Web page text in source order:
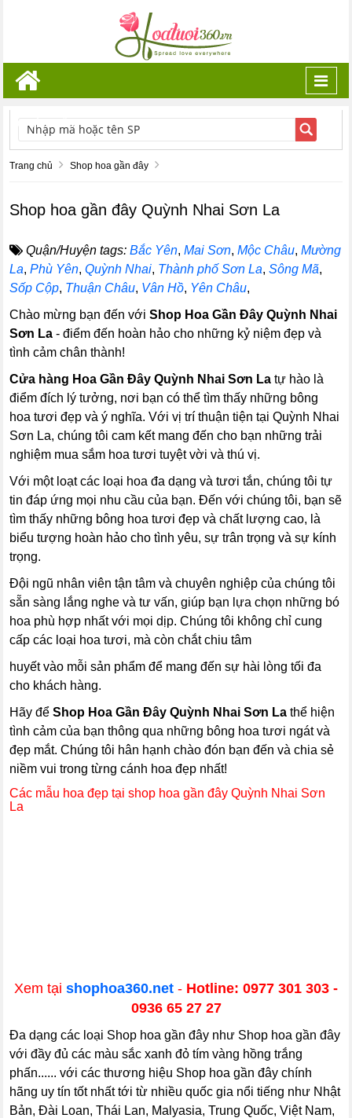
TÌM KIẾM
Trang chủ Shop hoa gần đây
Shop hoa gần đây Quỳnh Nhai Sơn La
Quận/Huyện tags: Bắc Yên,Mai Sơn,Mộc Châu,Mường
La,Phù Yên,Quỳnh Nhai, Thành phố Sơn La,Sông Mã,
Sốp Cộp, Thuận Châu, Vân Hồ, Yên Châu,
Chào mừng bạn đến vớiShop Hoa Gần Đây Quỳnh Nhai
Sơn La - điểm đến hoàn hảo cho những kỷ niệm đẹp và
tình cảm chân thành!
Cửa hàng Hoa Gần Đây Quỳnh Nhai Sơn La tự hào là
điểm đích lý tưởng, nơi bạn có thể tìm thấy những bông
hoa tươi đẹp và ý nghĩa. Với vị trí thuận tiện tại Quỳnh Nhai
Sơn La, chúng tôi cam kết mang đến cho bạn những trải
nghiệm mua sắm hoa tươi tuyệt vời và thú vị.
Với một loạt các loại hoa đa dạng và tươi tắn, chúng tôi tự
tin đáp ứng mọi nhu cầu của bạn. Đến với chúng tôi, bạn sẽ
tìm thấy những bông hoa tươi đẹp và chất lượng cao, là
biểu tượng hoàn hảo cho tình yêu, sự trân trọng và sự kính
trọng.
Đội ngũ nhân viên tận tâm và chuyên nghiệp của chúng tôi
sẵn sàng lắng nghe và tư vấn, giúp bạn lựa chọn những bó
hoa phù hợp nhất với mọi dịp. Chúng tôi không chỉ cung
cấp các loại hoa tươi, mà còn chắt chiu tâm
huyết vào mỗi sản phẩm để mang đến sự hài lòng tối đa
cho khách hàng.
Hãy đểShop Hoa Gần Đây Quỳnh Nhai Sơn La thể hiện
tình cảm của bạn thông qua những bông hoa tươi ngát và
đẹp mắt. Chúng tôi hân hạnh chào đón bạn đến và chia sẻ
niềm vui trong từng cánh hoa đẹp nhất!
Các mẫu hoa đẹp tại shop hoa gần đây Quỳnh Nhai Sơn
La
Xem tại shophoa360.net - Hotline: 0977 301 303 -
0936 65 27 27
Đa dạng các loại Shop hoa gần đây như Shop hoa gần đây
với đầy đủ các màu sắc xanh đỏ tím vàng hồng trắng
phấn...... với các thương hiệu Shop hoa gần đây chính
hãng uy tín tốt nhất tới từ nhiều quốc gia nổi tiếng như Nhật
Bản, Đài Loan, Thái Lan, Malyasia, Trung Quốc, Việt Nam,